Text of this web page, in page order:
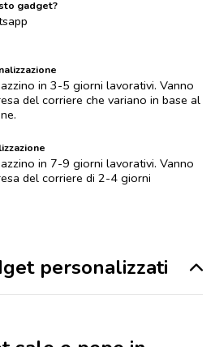
gadget?
in 3-5 giorni lavorativi. Vanno
del corriere che variano in base al
in 7-9 giorni lavorativi. Vanno
del corriere di 2-4 giorni
personalizzati